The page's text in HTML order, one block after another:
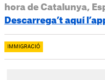
hora de Catalunya,
Descarrega’t aquí
IMMIGRACIÓ